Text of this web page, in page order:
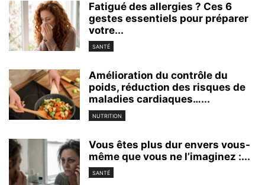
Fatigué des allergies ? Ces 6
gestes essentiels pour préparer
votre...
SANTÉ
Amélioration du contrôle du
poids, réduction des risques de
maladies cardiaques…...
NUTRITION
Vous êtes plus dur envers vous-
même que vous ne l’imaginez :...
SANTÉ